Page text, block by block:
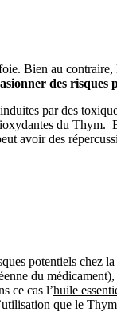
Bien au
des risques
par des
du Thym.
avoir des
potentiels chez
du médicament),
ce cas l’huile
que le